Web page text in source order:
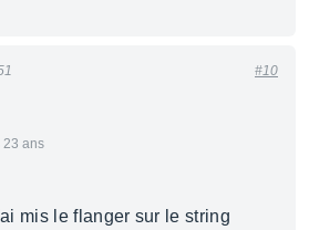
23 ans
#10
mis le flanger sur le string